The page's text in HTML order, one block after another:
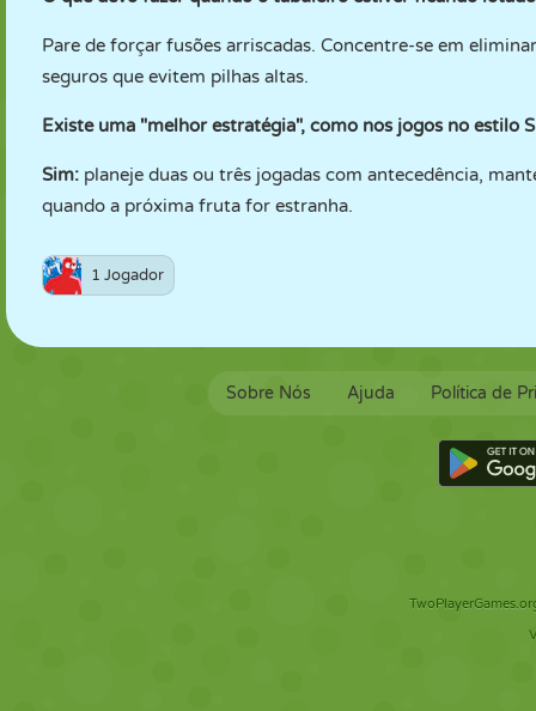
Pare de forçar fusões arriscadas. Concentre-se em
seguros que evitem pilhas altas.
Existe uma "melhor estratégia", como nos jogos no estilo
Sim: planeje duas ou três jogadas com antecedência,
quando a próxima fruta for estranha.
1 Jogador
Sobre Nós Ajuda Política de